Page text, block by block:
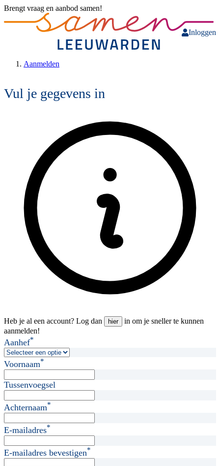
Brengt vraag en aanbod samen!
Inloggen
Aanmelden
Vul je gegevens in
Heb je al een account? Log dan hier
in om je sneller te kunnen
aanmelden!
Aanhef*
Voornaam*
Tussenvoegsel
Achternaam*
E-mailadres*
E-mailadres bevestigen*